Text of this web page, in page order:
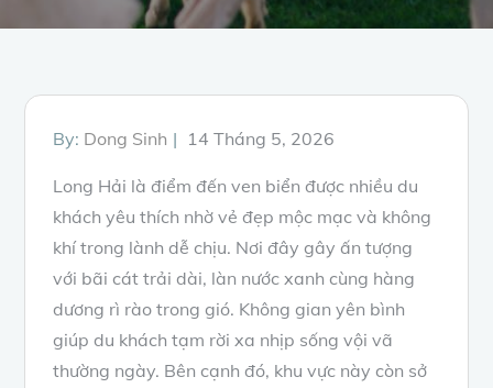
By: Dong Sinh
Posted
14 Tháng 5, 2026
Long Hải là điểm đến ven biển được nhiều du
khách yêu thích nhờ vẻ đẹp mộc mạc và không
khí trong lành dễ chịu. Nơi đây gây ấn tượng
với bãi cát trải dài, làn nước xanh cùng hàng
dương rì rào trong gió. Không gian yên bình
giúp du khách tạm rời xa nhịp sống vội vã
thường ngày. Bên cạnh đó, khu vực này còn sở